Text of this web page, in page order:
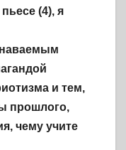
(4), я
и тем,
прошлого,
чему учите